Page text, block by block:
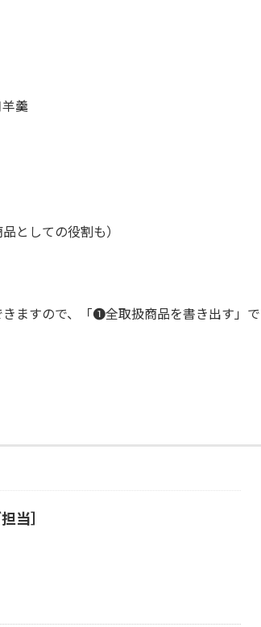
羹
としての役割も）
ますので、「❶全取扱商品を書き出す」で
当］